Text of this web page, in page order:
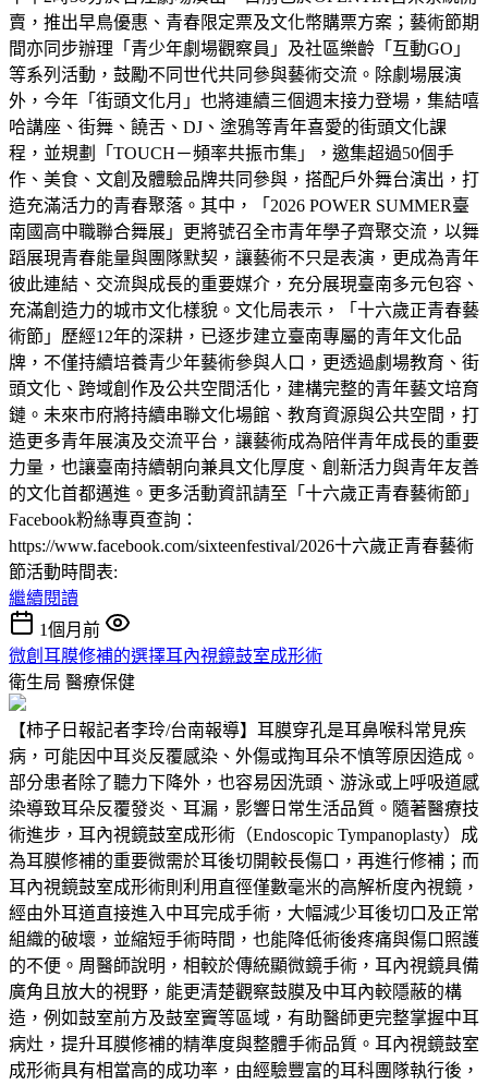
賣，推出早鳥優惠、青春限定票及文化幣購票方案；藝術節期
間亦同步辦理「青少年劇場觀察員」及社區樂齡「互動GO」
等系列活動，鼓勵不同世代共同參與藝術交流。除劇場展演
外，今年「街頭文化月」也將連續三個週末接力登場，集結嘻
哈講座、街舞、饒舌、DJ、塗鴉等青年喜愛的街頭文化課
程，並規劃「TOUCH－頻率共振市集」，邀集超過50個手
作、美食、文創及體驗品牌共同參與，搭配戶外舞台演出，打
造充滿活力的青春聚落。其中，「2026 POWER SUMMER臺
南國高中職聯合舞展」更將號召全市青年學子齊聚交流，以舞
蹈展現青春能量與團隊默契，讓藝術不只是表演，更成為青年
彼此連結、交流與成長的重要媒介，充分展現臺南多元包容、
充滿創造力的城市文化樣貌。文化局表示，「十六歲正青春藝
術節」歷經12年的深耕，已逐步建立臺南專屬的青年文化品
牌，不僅持續培養青少年藝術參與人口，更透過劇場教育、街
頭文化、跨域創作及公共空間活化，建構完整的青年藝文培育
鏈。未來市府將持續串聯文化場館、教育資源與公共空間，打
造更多青年展演及交流平台，讓藝術成為陪伴青年成長的重要
力量，也讓臺南持續朝向兼具文化厚度、創新活力與青年友善
的文化首都邁進。更多活動資訊請至「十六歲正青春藝術節」
Facebook粉絲專頁查詢：
https://www.facebook.com/sixteenfestival/2026十六歲正青春藝術
節活動時間表:
繼續閱讀
1個月前
微創耳膜修補的選擇耳內視鏡鼓室成形術
衛生局 醫療保健
【柿子日報記者李玲/台南報導】耳膜穿孔是耳鼻喉科常見疾
病，可能因中耳炎反覆感染、外傷或掏耳朵不慎等原因造成。
部分患者除了聽力下降外，也容易因洗頭、游泳或上呼吸道感
染導致耳朵反覆發炎、耳漏，影響日常生活品質。隨著醫療技
術進步，耳內視鏡鼓室成形術（Endoscopic Tympanoplasty）成
為耳膜修補的重要微需於耳後切開較長傷口，再進行修補；而
耳內視鏡鼓室成形術則利用直徑僅數毫米的高解析度內視鏡，
經由外耳道直接進入中耳完成手術，大幅減少耳後切口及正常
組織的破壞，並縮短手術時間，也能降低術後疼痛與傷口照護
的不便。周醫師說明，相較於傳統顯微鏡手術，耳內視鏡具備
廣角且放大的視野，能更清楚觀察鼓膜及中耳內較隱蔽的構
造，例如鼓室前方及鼓室竇等區域，有助醫師更完整掌握中耳
病灶，提升耳膜修補的精準度與整體手術品質。耳內視鏡鼓室
成形術具有相當高的成功率，由經驗豐富的耳科團隊執行後，